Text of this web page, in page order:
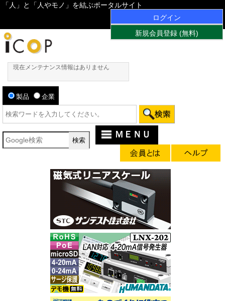
「人」と「人やモノ」を結ぶポータルサイト
ログイン
新規会員登録 (無料)
現在メンテナンス情報はありません
製品 企業
ＭＥＮＵ